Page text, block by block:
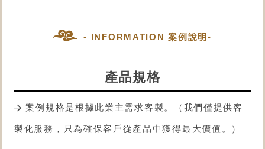
- INFORMATION 案例說明-
產品規格
案例規格是根據此業主需求客製。（我們僅提供客
製化服務，只為確保客戶從產品中獲得最大價值。）